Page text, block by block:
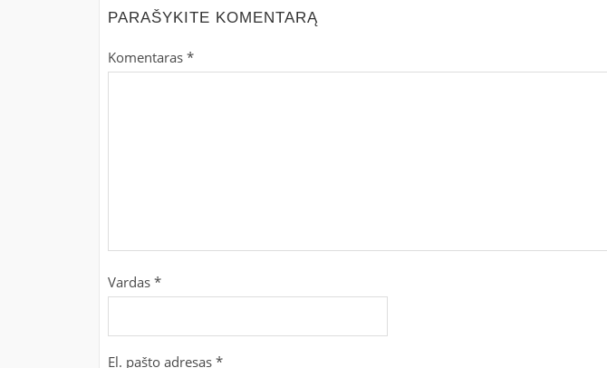
PARAŠYKITE KOMENTARĄ
Komentaras *
Vardas *
El. pašto adresas *